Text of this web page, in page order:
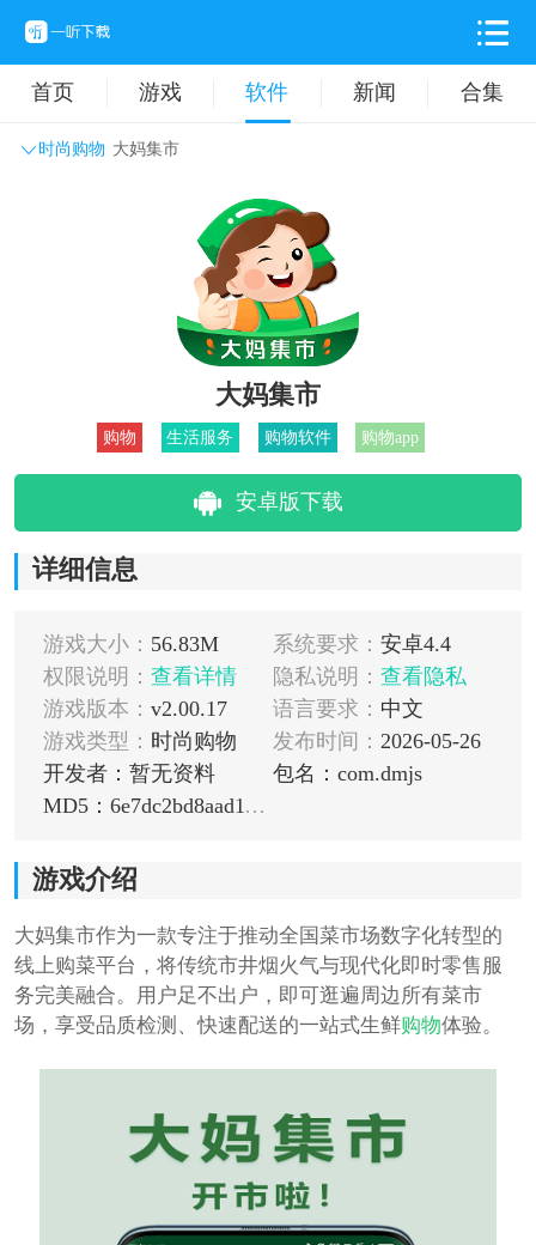
首页 游戏 软件 新闻 合集
时尚购物 大妈集市
主题壁纸
拍摄美化 时尚购物
大妈集市
购物 生活服务 购物软件 购物app
安卓版下载
详细信息
游戏大小： 56.83M 系统要求： 安卓4.4
权限说明： 查看详情 隐私说明： 查看隐私
游戏版本： v2.00.17 语言要求： 中文
游戏类型： 时尚购物 发布时间： 2026-05-26
开发者：暂无资料
包名：com.dmjs
MD5：6e7dc2bd8aad11b760cc18475b1b3c5f
游戏介绍
大妈集市作为一款专注于推动全国菜市场数字化转型的
线上购菜平台，将传统市井烟火气与现代化即时零售服
务完美融合。用户足不出户，即可逛遍周边所有菜市
场，享受品质检测、快速配送的一站式生鲜购物体验。